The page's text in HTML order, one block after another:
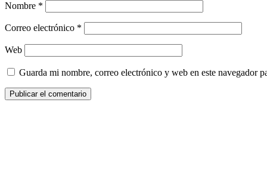
Nombre *
Correo electrónico *
Web
Guarda mi nombre, correo electrónico y web en este navegador